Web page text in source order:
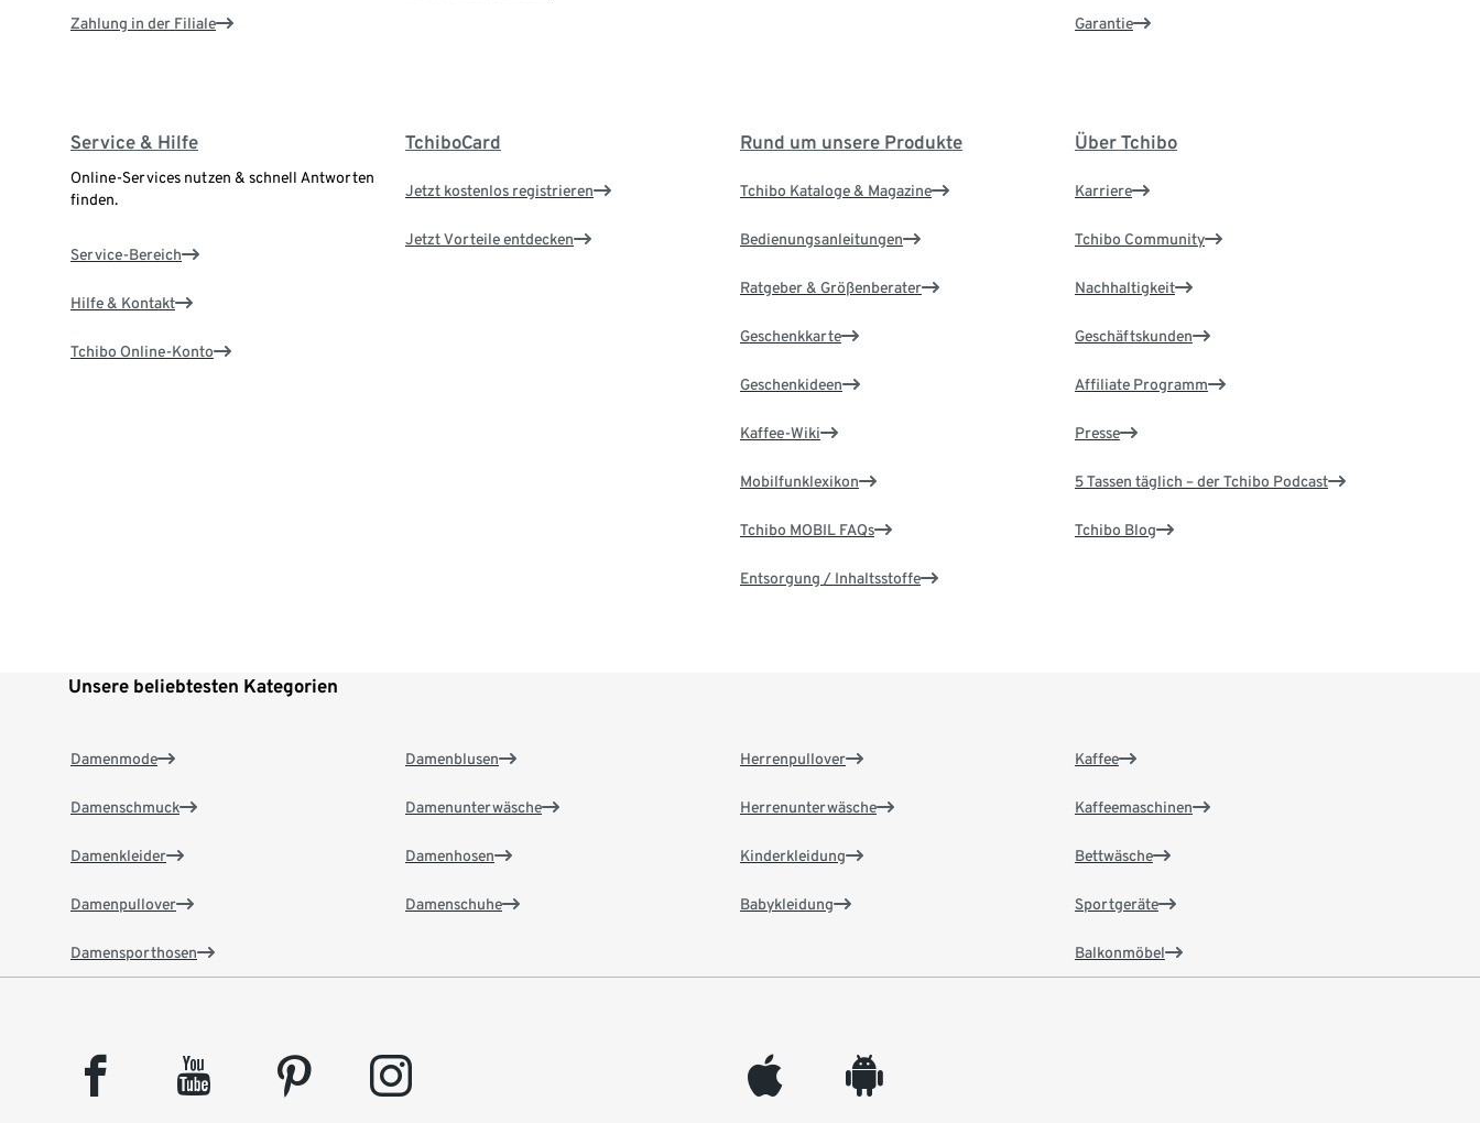
Zahlung in der Filiale Garantie
Service & Hilfe
Online-Services nutzen & schnell Antworten
finden.
Service-Bereich
Hilfe & Kontakt
Tchibo Online-Konto
TchiboCard
Jetzt kostenlos registrieren
Jetzt Vorteile entdecken
Rund um unsere Produkte
Tchibo Kataloge & Magazine
Bedienungsanleitungen
Ratgeber & Größenberater
Geschenkkarte
Geschenkideen
Kaffee-Wiki
Mobilfunklexikon
Tchibo MOBIL FAQs
Entsorgung / Inhaltsstoffe
Über Tchibo
Karriere
Tchibo Community
Nachhaltigkeit
Geschäftskunden
Affiliate Programm
Presse
5 Tassen täglich – der Tchibo Podcast
Tchibo Blog
Unsere beliebtesten Kategorien
Damenmode
Damenschmuck
Damenkleider
Damenpullover
Damensporthosen
Damenblusen
Damenunterwäsche
Damenhosen
Damenschuhe
Herrenpullover
Herrenunterwäsche
Kinderkleidung
Babykleidung
Kaffee
Kaffeemaschinen
Bettwäsche
Sportgeräte
Balkonmöbel
facebook youtube pinterest instagram appleinc android